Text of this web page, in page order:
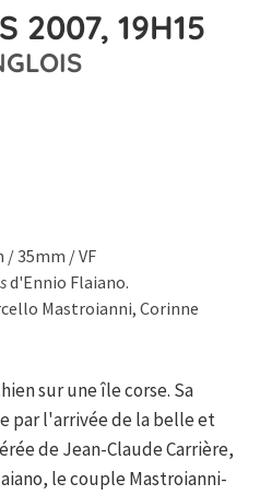
2007, 19H15
/ 35mm / VF
d'Ennio Flaiano.
Mastroianni, Corinne
sur une île corse. Sa
par l'arrivée de la belle et
de Jean-Claude Carrière,
le couple Mastroianni-